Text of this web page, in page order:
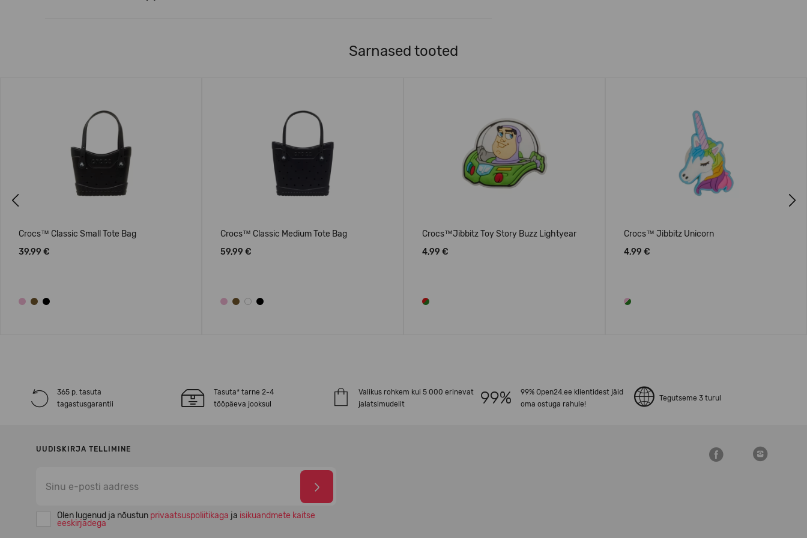
Sarnased tooted
Crocs™ Classic Small Tote Bag
39,99 €
Crocs™ Classic Medium Tote Bag
59,99 €
Crocs™Jibbitz Toy Story Buzz Lightyear
4,99 €
Crocs™ Jibbitz Unicorn
4,99 €
365 p. tasuta
tagastusgarantii
Tasuta* tarne 2-4
tööpäeva jooksul
Valikus rohkem kui 5 000 erinevat
jalatsimudelit
99% Open24.ee klientidest jäid
oma ostuga rahule!
Tegutseme 3 turul
UUDISKIRJA TELLIMINE
Olen lugenud ja nõustun privaatsuspoliitikaga ja isikuandmete kaitse
eeskirjadega